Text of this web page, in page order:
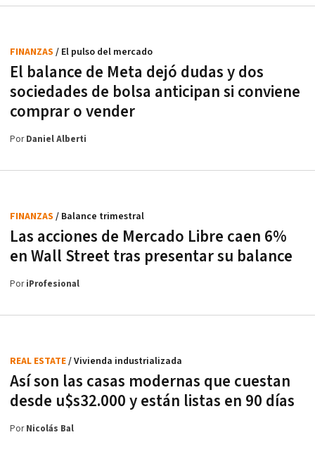
El balance de Meta dejó dudas y dos
sociedades de bolsa anticipan si conviene
comprar o vender
FINANZAS / El pulso del mercado
PorDaniel Alberti
Las acciones de Mercado Libre caen 6%
en Wall Street tras presentar su balance
FINANZAS / Balance trimestral
PoriProfesional
Así son las casas modernas que cuestan
desde u$s32.000 y están listas en 90 días
REAL ESTATE/ Vivienda industrializada
PorNicolás Bal